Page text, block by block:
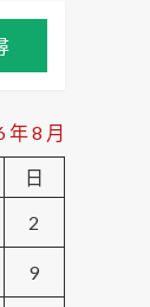
年 8 月
日
2
9